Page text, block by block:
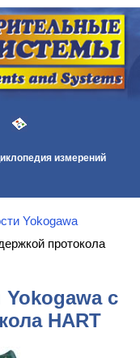
измерений
Yokogawa
протокола
с
HART